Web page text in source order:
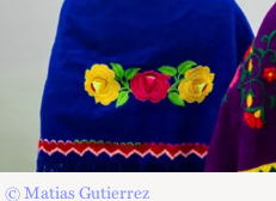
© Matias Gutierrez